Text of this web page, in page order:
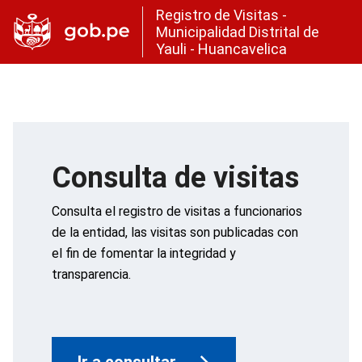
Registro de Visitas -
Municipalidad Distrital de
Yauli - Huancavelica
Consulta de visitas
Consulta el registro de visitas a funcionarios
de la entidad, las visitas son publicadas con
el fin de fomentar la integridad y
transparencia.